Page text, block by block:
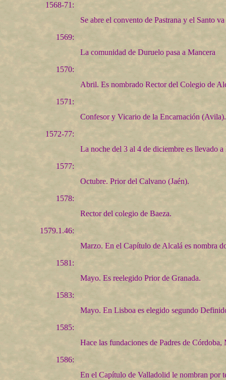
1568-71:
1569:
Se abre el convento de Pastrana y el Santo
1570:
La comunidad de Duruelo pasa a Mancera
1571:
Abril. Es nombrado Rector del Colegio de
1572-77:
Confesor y Vicario de la Encarnación (Avila).
1577:
La noche del 3 al 4 de diciembre es llevado
1578:
Octubre. Prior del Calvano (Jaén).
1579.1.46:
Rector del colegio de Baeza.
1581:
Marzo. En el Capítulo de Alcalá es nombra
1583:
Mayo. Es reelegido Prior de Granada.
1585:
Mayo. En Lisboa es elegido segundo
1586:
Hace las fundaciones de Padres de
En el Capítulo de Valladolid le nombran por